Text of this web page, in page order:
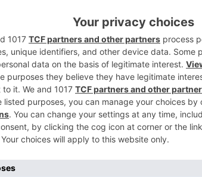
Geoparque de Las Loras, que
Ayoluengo, Moradillo del Castillo,
Coloma del Rudrón y Valdeajos, así
como Ceniceros y Lorilla,
singular".
por su geología, su campo
también ofrece al viajero otros
casi desapercibidos. Uno de ellos es
de 500 especies de plantas